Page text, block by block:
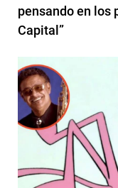
pensando en los
Capital”